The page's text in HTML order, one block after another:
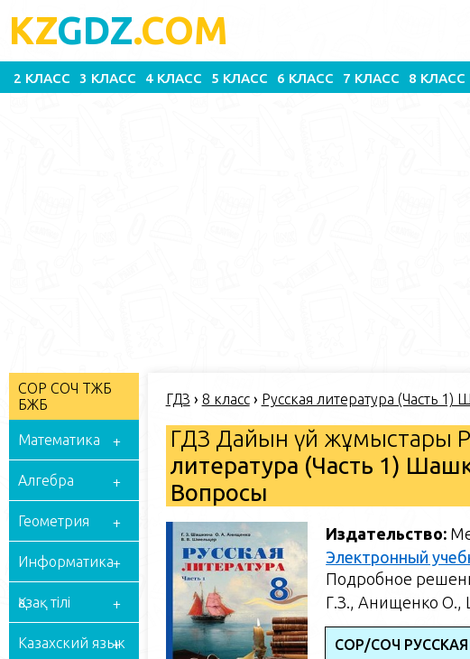
KZGDZ.COM
2 КЛАСС 3 КЛАСС 4 КЛАСС 5 КЛАСС 6 КЛАСС 7 КЛАСС 8 КЛАСС
СОР СОЧ ТЖБ
БЖБ
Математика
Алгебра
Геометрия
Информатика
Қазақ тілі
Казахский язык
ГДЗ › 8 класс› Русская литература (Часть 1)
ГДЗ Дайын үй жұмыстары
литература (Часть 1)
Вопросы
Издательство:
Электронный
Подробное
Г.З., Анищенко О.,
СОР/СОЧ